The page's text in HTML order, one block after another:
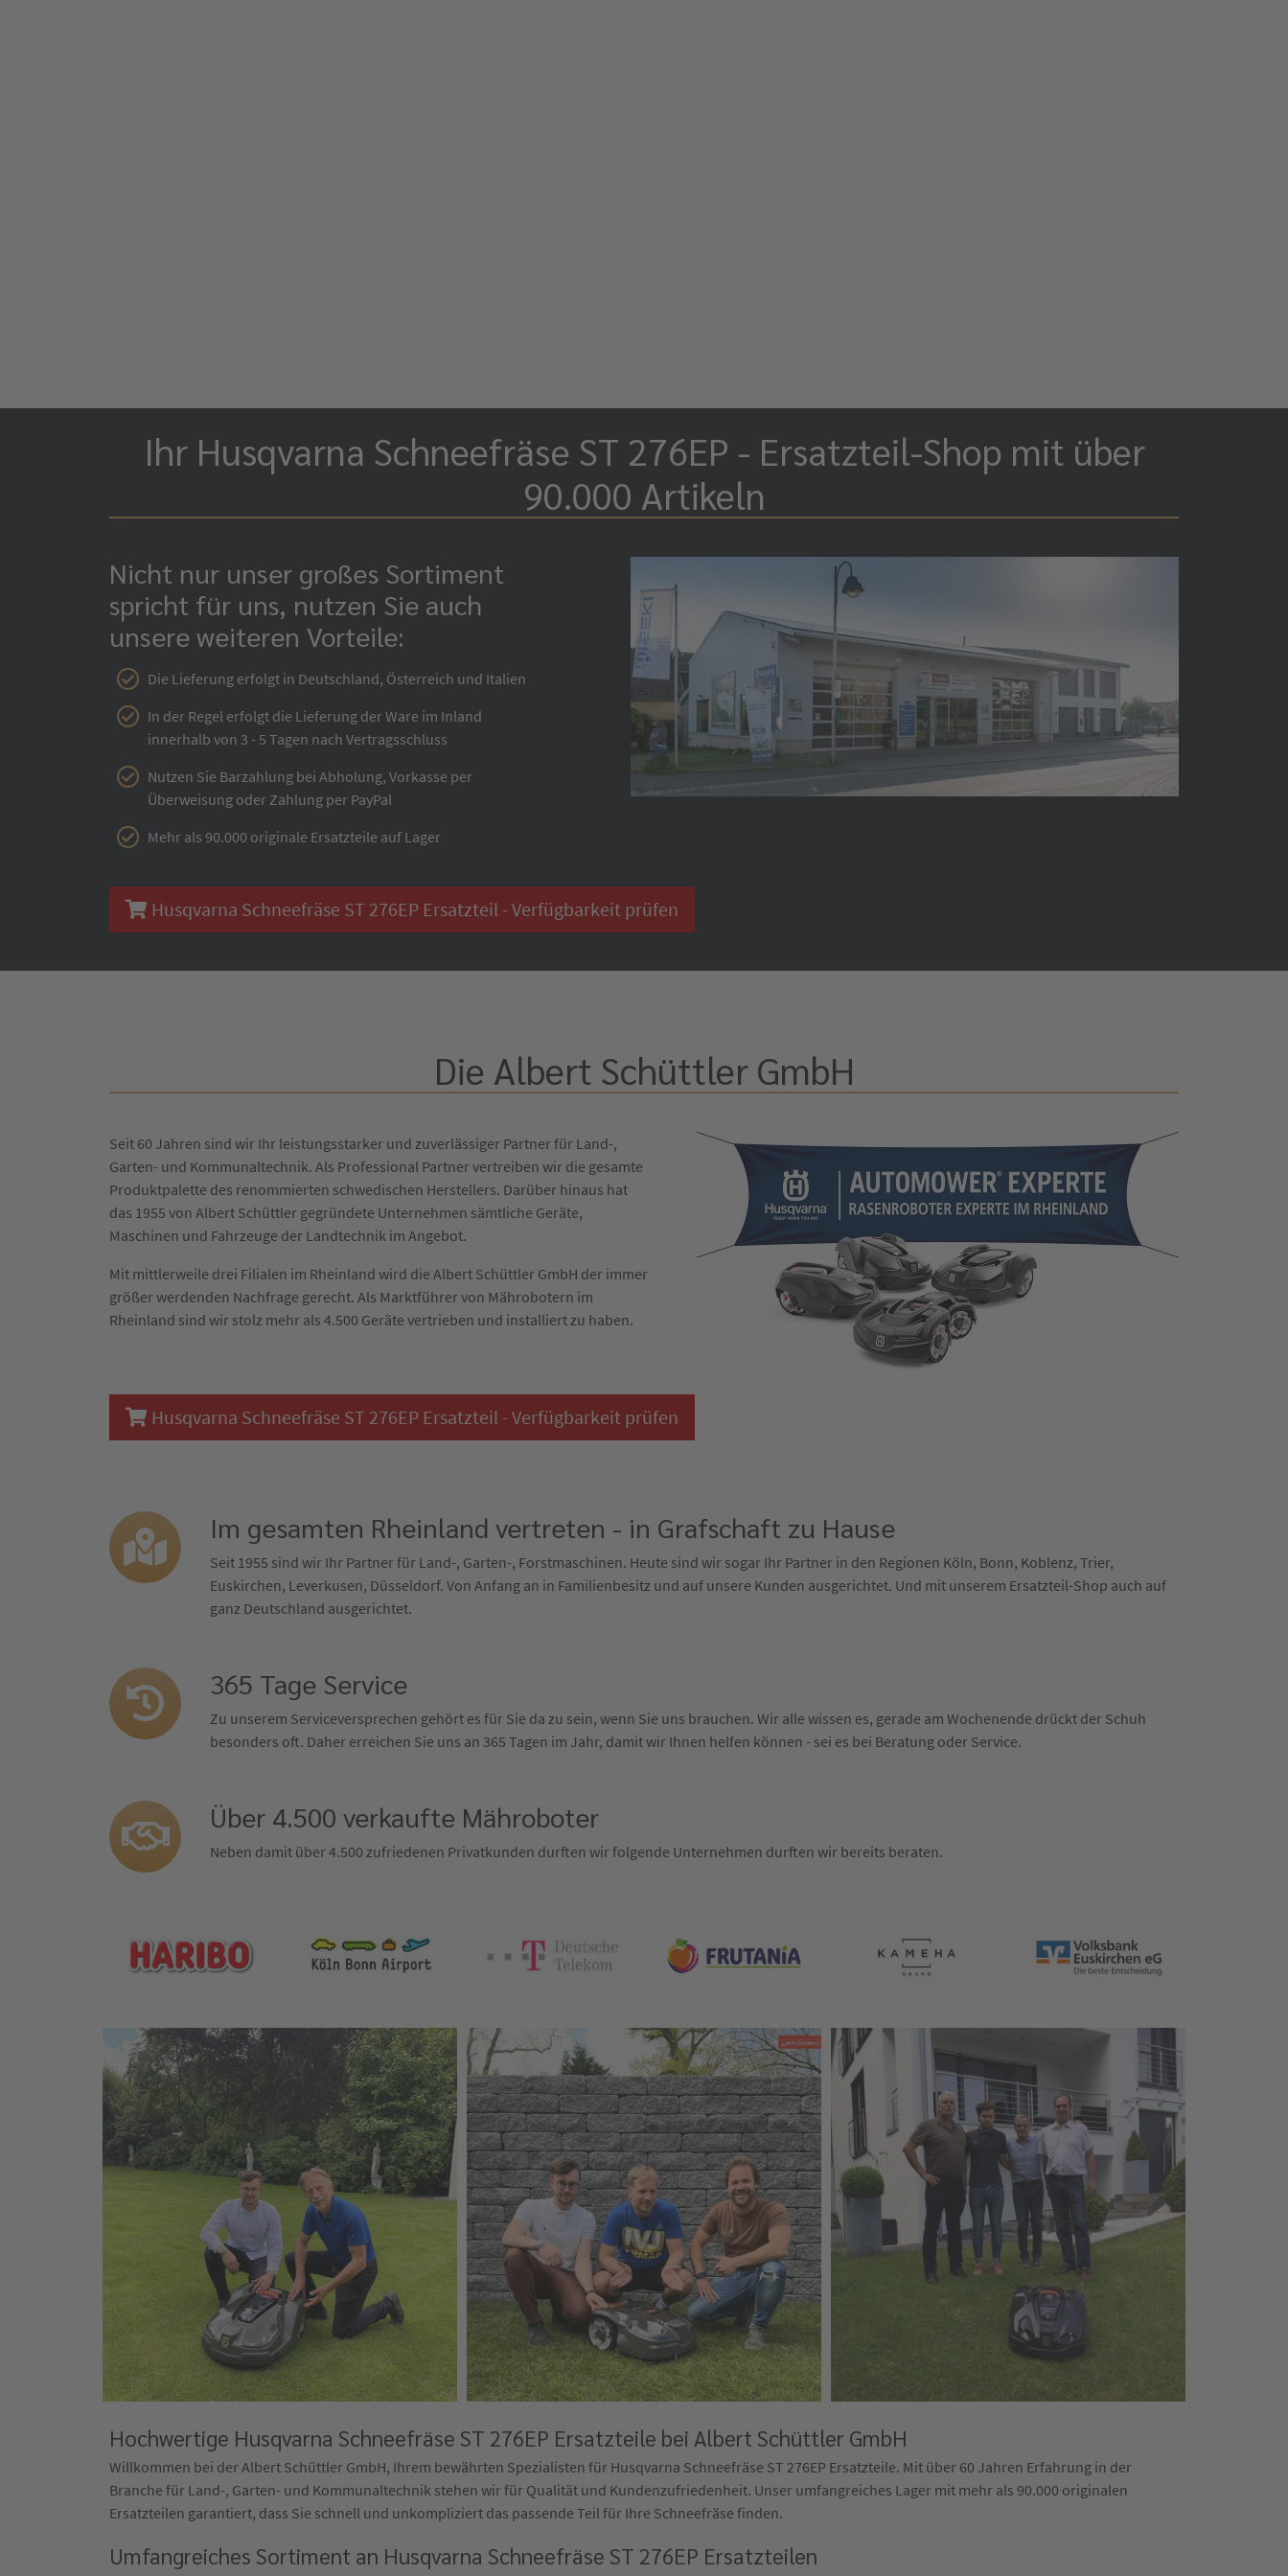
Ihr Husqvarna Schneefräse ST 276EP - Ersatzteil-Shop mit über
90.000 Artikeln
Nicht nur unser großes Sortiment
spricht für uns, nutzen Sie auch
unsere weiteren Vorteile:
Die Lieferung erfolgt in Deutschland, Österreich und Italien
In der Regel erfolgt die Lieferung der Ware im Inland
innerhalb von 3 - 5 Tagen nach Vertragsschluss
Nutzen Sie Barzahlung bei Abholung, Vorkasse per
Überweisung oder Zahlung per PayPal
Mehr als 90.000 originale Ersatzteile auf Lager
Husqvarna Schneefräse ST 276EP Ersatzteil - Verfügbarkeit prüfen
Die Albert Schüttler GmbH
Seit 60 Jahren sind wir Ihr leistungsstarker und zuverlässiger Partner für Land-,
Garten- und Kommunaltechnik. Als Professional Partner vertreiben wir die gesamte
Produktpalette des renommierten schwedischen Herstellers. Darüber hinaus hat
das 1955 von Albert Schüttler gegründete Unternehmen sämtliche Geräte,
Maschinen und Fahrzeuge der Landtechnik im Angebot.
Mit mittlerweile drei Filialen im Rheinland wird die Albert Schüttler GmbH der immer
größer werdenden Nachfrage gerecht. Als Marktführer von Mährobotern im
Rheinland sind wir stolz mehr als 4.500 Geräte vertrieben und installiert zu haben.
Husqvarna Schneefräse ST 276EP Ersatzteil - Verfügbarkeit prüfen
Im gesamten Rheinland vertreten - in Grafschaft zu Hause
Seit 1955 sind wir Ihr Partner für Land-, Garten-, Forstmaschinen. Heute sind wir sogar Ihr Partner in den Regionen Köln, Bonn, Koblenz, Trier,
Euskirchen, Leverkusen, Düsseldorf. Von Anfang an in Familienbesitz und auf unsere Kunden ausgerichtet. Und mit unserem Ersatzteil-Shop auch auf
ganz Deutschland ausgerichtet.
365 Tage Service
Zu unserem Serviceversprechen gehört es für Sie da zu sein, wenn Sie uns brauchen. Wir alle wissen es, gerade am Wochenende drückt der Schuh
besonders oft. Daher erreichen Sie uns an 365 Tagen im Jahr, damit wir Ihnen helfen können - sei es bei Beratung oder Service.
Über 4.500 verkaufte Mähroboter
Neben damit über 4.500 zufriedenen Privatkunden durften wir folgende Unternehmen durften wir bereits beraten.
Hochwertige Husqvarna Schneefräse ST 276EP Ersatzteile bei Albert Schüttler GmbH
Willkommen bei der Albert Schüttler GmbH, Ihrem bewährten Spezialisten für Husqvarna Schneefräse ST 276EP Ersatzteile. Mit über 60 Jahren Erfahrung in der
Branche für Land-, Garten- und Kommunaltechnik stehen wir für Qualität und Kundenzufriedenheit. Unser umfangreiches Lager mit mehr als 90.000 originalen
Ersatzteilen garantiert, dass Sie schnell und unkompliziert das passende Teil für Ihre Schneefräse finden.
Umfangreiches Sortiment an Husqvarna Schneefräse ST 276EP Ersatzteilen